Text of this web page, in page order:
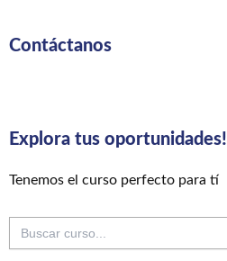
Contáctanos
Explora tus oportunidades!
Tenemos el curso perfecto para tí
Buscar: